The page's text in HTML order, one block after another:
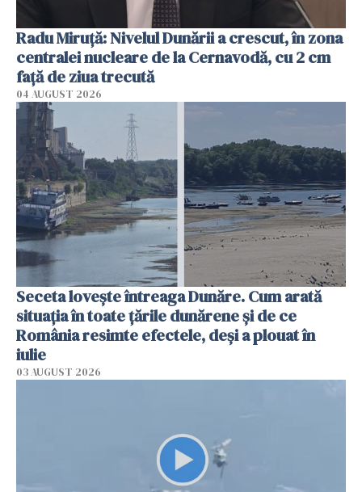
Radu Miruţă: Nivelul Dunării a crescut, în zona
centralei nucleare de la Cernavodă, cu 2 cm
faţă de ziua trecută
04 AUGUST 2026
Seceta lovește întreaga Dunăre. Cum arată
situația în toate țările dunărene și de ce
România resimte efectele, deși a plouat în
iulie
03 AUGUST 2026